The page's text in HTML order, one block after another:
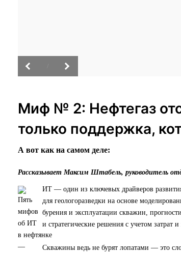
Миф № 2: Нефтегаз
только поддержка,
А вот как на самом деле:
Рассказывает Максим Штабель, руководитель
ИТ — один из ключевых драйверов
для геологоразведки на основе
бурения и эксплуатации скважин,
и стратегические решения с учетом затрат
Скважины ведь не бурят лопатами — это